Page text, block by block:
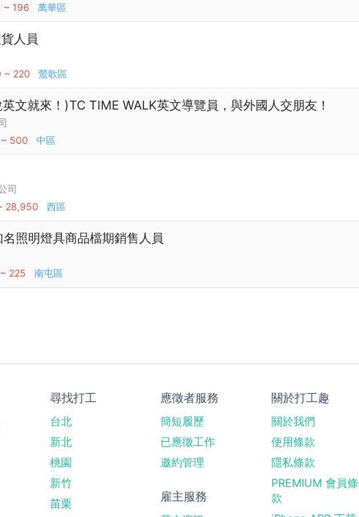
~ 196 萬華區
人員
~ 220 鶯歌區
文就來！)TC TIME WALK英文導覽員，與外國人交朋友！
500 中區
司
28,950 西區
照明燈具商品檔期銷售人員
225 南屯區
尋找打工
台北
新北
桃園
新竹
苗栗
應徵者服務
簡短履歷
已應徵工作
邀約管理
雇主服務
關於打工趣
關於我們
使用條款
隱私條款
PREMIUM 會員條
款